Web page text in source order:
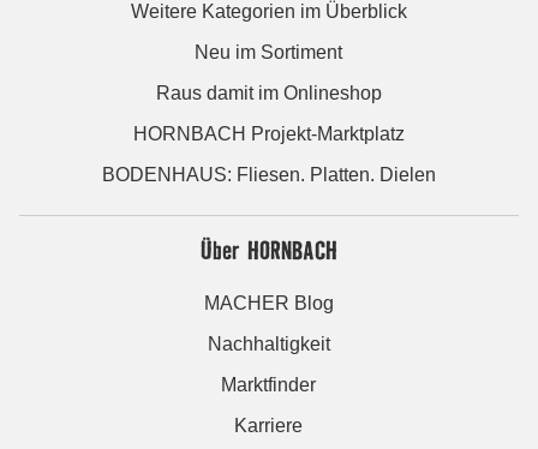
Weitere Kategorien im Überblick
Neu im Sortiment
Raus damit im Onlineshop
HORNBACH Projekt-Marktplatz
BODENHAUS: Fliesen. Platten. Dielen
Über HORNBACH
MACHER Blog
Nachhaltigkeit
Marktfinder
Karriere